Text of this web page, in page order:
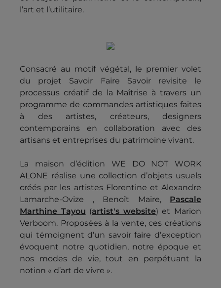
l’art et l’utilitaire.
Consacré au motif végétal, le premier volet
du projet Savoir Faire Savoir revisite le
processus créatif de la Maîtrise à travers un
programme de commandes artistiques faites
à des artistes, créateurs, designers
contemporains en collaboration avec des
artisans et entreprises du patrimoine vivant.
La maison d’édition WE DO NOT WORK
ALONE réalise une collection d’objets usuels
créés par les artistes Florentine et Alexandre
Lamarche-Ovize , Benoît Maire, Pascale
Marthine Tayou (artist's website) et Marion
Verboom. Proposées à la vente, ces créations
qui témoignent d’un savoir faire d’exception
évoquent notre quotidien, notre époque et
nos modes de vie, tout en perpétuant la
notion « d’art de vivre ».